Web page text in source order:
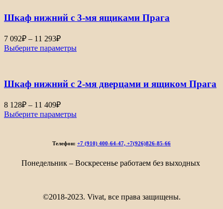
7
Шкаф нижний с 3-мя ящиками Прага
7 092₽ – 11 293₽Диапазон
цен:
7
11
Выберите параметры
Шкаф нижний с 2-мя дверцами и ящиком Прага
8 128₽ – 11 409₽Диапазон
цен:
8
409₽
Выберите параметры
Телефон: +7 (910) 400-64-47, +7(926)826-85-66
Понедельник – Воскресенье работаем без выходных
©2018-2023. Vivat, все права защищены.